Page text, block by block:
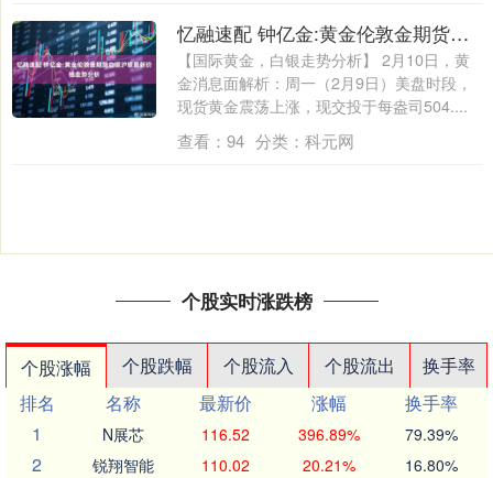
忆融速配 钟亿金:黄金伦敦金期货白银沪银最新价格走势分析
【国际黄金，白银走势分析】 2月10日，黄
金消息面解析：周一（2月9日）美盘时段，
现货黄金震荡上涨，现交投于每盎司504....
查看： 94 分类： 科元网
个股实时涨跌榜
个股涨幅 个股跌幅 个股流入 个股流出
换手率
排名
名称 最新价 涨幅
换手率
1
N展芯 116.52 396.89% 79.39%
2 锐翔智能 110.02 20.21% 16.80%